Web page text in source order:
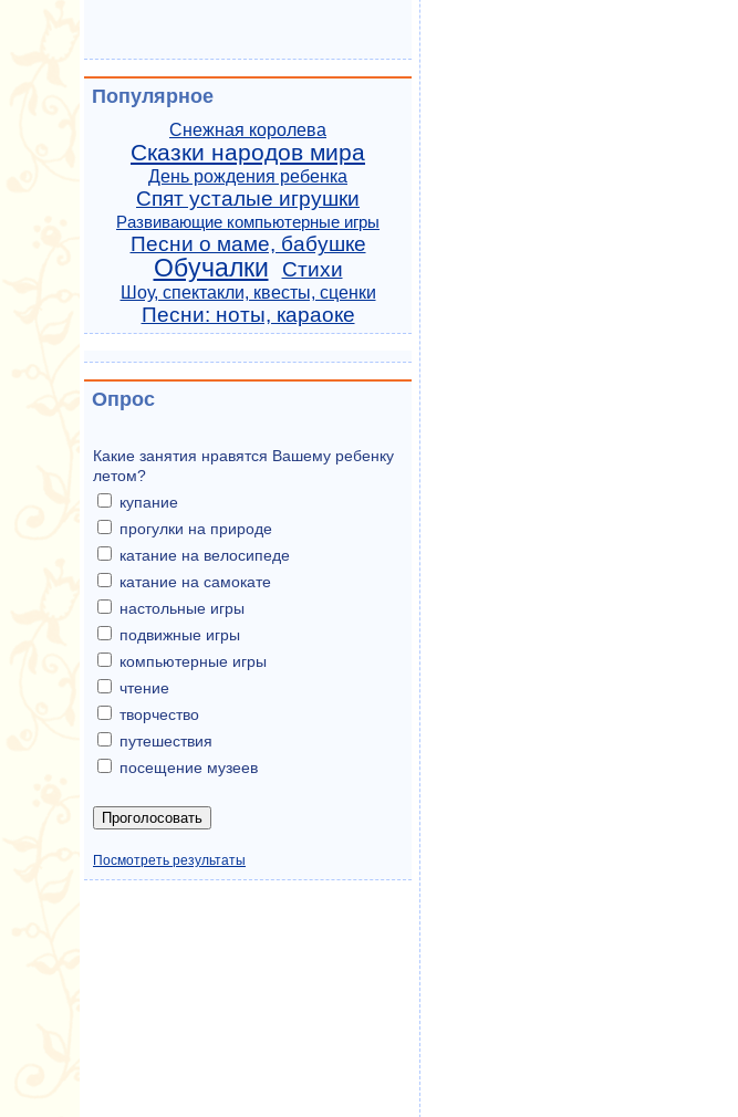
Популярное
Снежная королева
Сказки народов мира
День рождения ребенка
Спят усталые игрушки
Развивающие компьютерные игры
Песни о маме, бабушке
Обучалки Стихи
Шоу, спектакли, квесты, сценки
Песни: ноты, караоке
Опрос
Какие занятия нравятся Вашему ребенку
летом?
купание
прогулки на природе
катание на велосипеде
катание на самокате
настольные игры
подвижные игры
компьютерные игры
чтение
творчество
путешествия
посещение музеев
Посмотреть результаты